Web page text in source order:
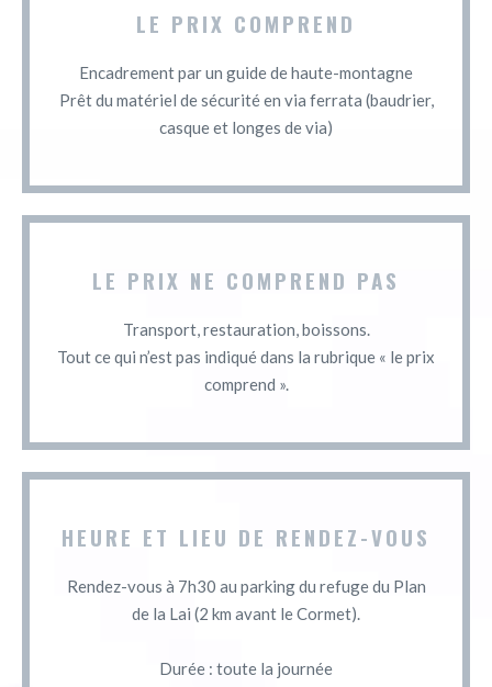
LE PRIX COMPREND
Encadrement par un guide de haute-montagne
Prêt du matériel de sécurité en via ferrata (baudrier,
casque et longes de via)
LE PRIX NE COMPREND PAS
Transport, restauration, boissons.
Tout ce qui n’est pas indiqué dans la rubrique « le prix
comprend ».
HEURE ET LIEU DE RENDEZ-VOUS
Rendez-vous à 7h30 au parking du refuge du Plan
de la Lai (2 km avant le Cormet).
Durée : toute la journée